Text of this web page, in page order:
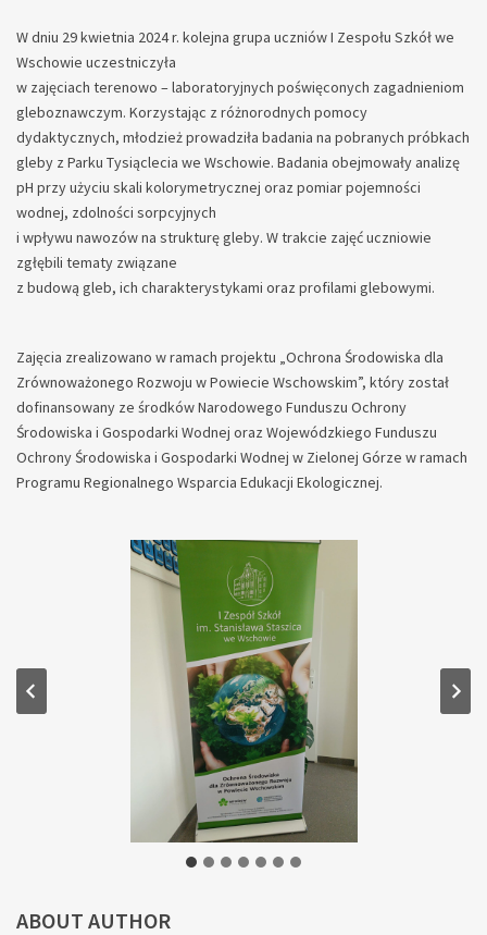
W dniu 29 kwietnia 2024 r. kolejna grupa uczniów I Zespołu Szkół we
Wschowie uczestniczyła
w zajęciach terenowo – laboratoryjnych poświęconych zagadnieniom
gleboznawczym. Korzystając z różnorodnych pomocy
dydaktycznych, młodzież prowadziła badania na pobranych próbkach
gleby z Parku Tysiąclecia we Wschowie. Badania obejmowały analizę
pH przy użyciu skali kolorymetrycznej oraz pomiar pojemności
wodnej, zdolności sorpcyjnych
i wpływu nawozów na strukturę gleby. W trakcie zajęć uczniowie
zgłębili tematy związane
z budową gleb, ich charakterystykami oraz profilami glebowymi.
Zajęcia zrealizowano w ramach projektu „Ochrona Środowiska dla
Zrównoważonego Rozwoju w Powiecie Wschowskim”, który został
dofinansowany ze środków Narodowego Funduszu Ochrony
Środowiska i Gospodarki Wodnej oraz Wojewódzkiego Funduszu
Ochrony Środowiska i Gospodarki Wodnej w Zielonej Górze w ramach
Programu Regionalnego Wsparcia Edukacji Ekologicznej.
ABOUT AUTHOR